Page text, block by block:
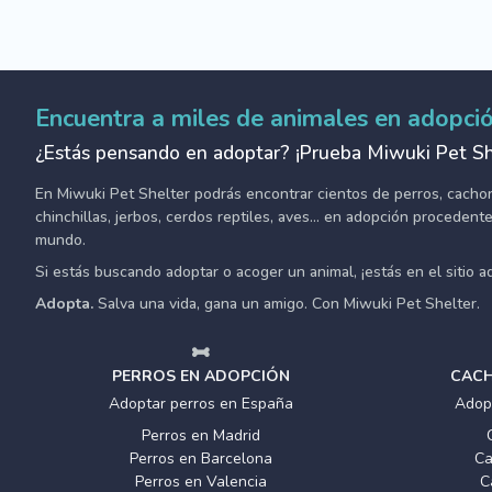
Encuentra a miles de animales en
¿Estás pensando en adoptar? ¡Prueba Miwuki Pet
En Miwuki Pet Shelter podrás encontrar cientos de perros,
chinchillas, jerbos, cerdos reptiles, aves... en adopción
mundo.
Si estás buscando adoptar o acoger un animal, ¡estás en el sitio
Adopta. Salva una vida, gana un amigo. Con Miwuki Pet Shelter.
PERROS EN ADOPCIÓN
Adoptar perros en España
Perros en Madrid
Perros en Barcelona
Perros en Valencia